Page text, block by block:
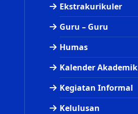
Ekstrakurikuler
Guru – Guru
Humas
Kalender Akademik
Kegiatan Informal
Kelulusan